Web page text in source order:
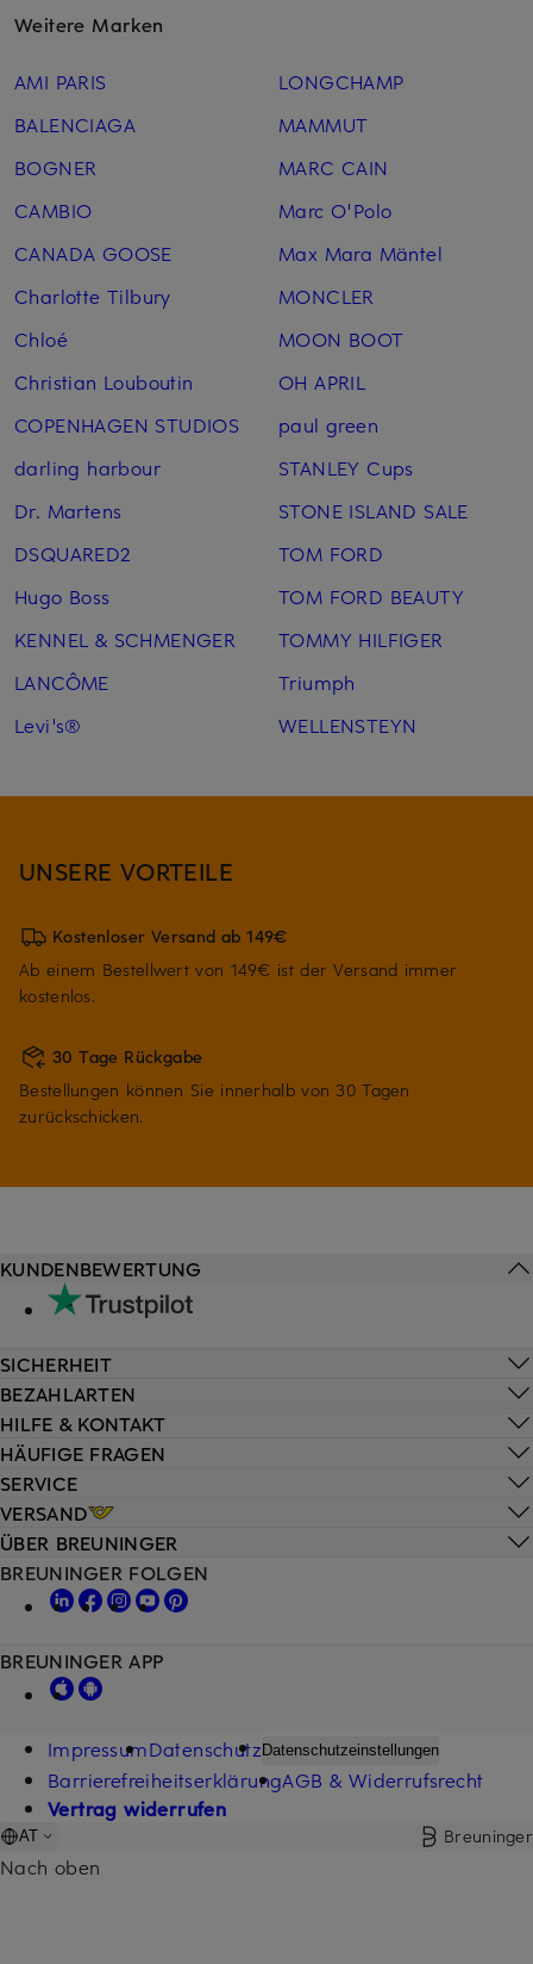
Weitere Marken
AMI PARIS
BALENCIAGA
BOGNER
CAMBIO
CANADA GOOSE
Charlotte Tilbury
Chloé
Christian Louboutin
COPENHAGEN STUDIOS
darling harbour
Dr. Martens
DSQUARED2
Hugo Boss
KENNEL & SCHMENGER
LANCÔME
Levi's®
LONGCHAMP
MAMMUT
MARC CAIN
Marc O'Polo
Max Mara Mäntel
MONCLER
MOON BOOT
OH APRIL
paul green
STANLEY Cups
STONE ISLAND SALE
TOM FORD
TOM FORD BEAUTY
TOMMY HILFIGER
Triumph
WELLENSTEYN
UNSERE VORTEILE
Kostenloser Versand ab 149€
Ab einem Bestellwert von 149€ ist der Versand immer
kostenlos.
30 Tage Rückgabe
Bestellungen können Sie innerhalb von 30 Tagen
zurückschicken.
HILFE & KONTAKT
HÄUFIGE FRAGEN
SERVICE
VERSAND
KUNDENBEWERTUNG
SICHERHEIT
BEZAHLARTEN
ÜBER BREUNINGER
BREUNINGER FOLGEN
BREUNINGER APP
ImpressumDatenschutz Datenschutzeinstellungen
BarrierefreiheitserklärungAGB & Widerrufsrecht
Vertrag widerrufen
AT Breuninger
Nach oben